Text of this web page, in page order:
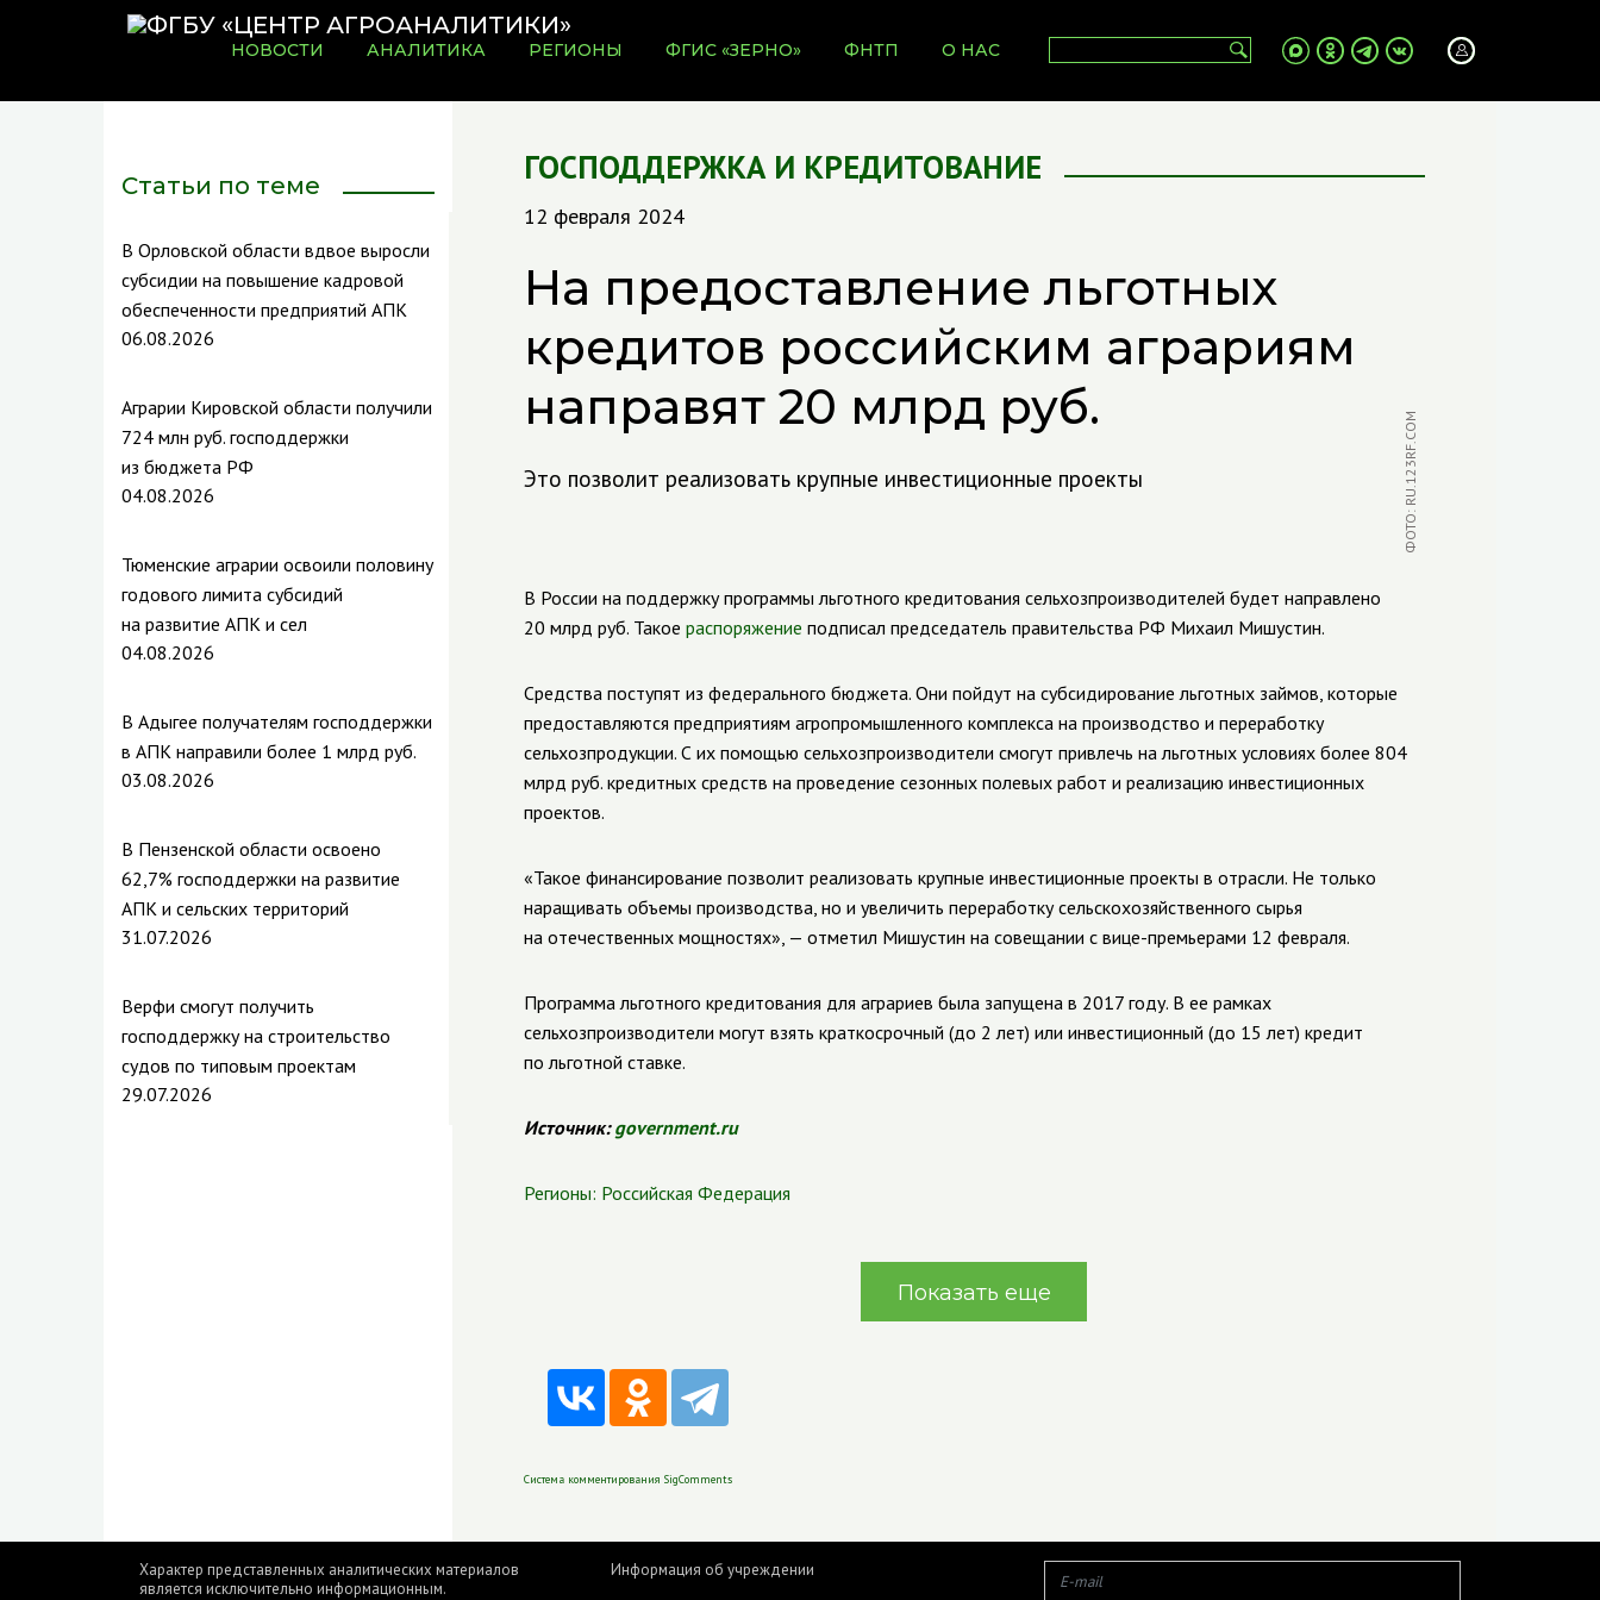
НОВОСТИ АНАЛИТИКА РЕГИОНЫ ФГИС «ЗЕРНО» ФНТП О НАС
Статьи по теме
В Орловской области вдвое выросли
субсидии на повышение кадровой
обеспеченности предприятий АПК
06.08.2026
Аграрии Кировской области получили
724 млн руб. господдержки
из бюджета РФ
04.08.2026
Тюменские аграрии освоили половину
годового лимита субсидий
на развитие АПК и сел
04.08.2026
В Адыгее получателям господдержки
в АПК направили более 1 млрд руб.
03.08.2026
В Пензенской области освоено
62,7% господдержки на развитие
АПК и сельских территорий
31.07.2026
Верфи смогут получить
господдержку на строительство
судов по типовым проектам
29.07.2026
ГОСПОДДЕРЖКА И КРЕДИТОВАНИЕ
12 февраля 2024
На предоставление льготных
кредитов российским аграриям
направят 20 млрд руб.
Это позволит реализовать крупные инвестиционные проекты ФОТО: RU.123RF.COM
В России на поддержку программы льготного кредитования сельхозпроизводителей будет направлено
20 млрд руб. Такое распоряжение подписал председатель правительства РФ Михаил Мишустин.
Средства поступят из федерального бюджета. Они пойдут на субсидирование льготных займов, которые
предоставляются предприятиям агропромышленного комплекса на производство и переработку
сельхозпродукции. С их помощью сельхозпроизводители смогут привлечь на льготных условиях более 804
млрд руб. кредитных средств на проведение сезонных полевых работ и реализацию инвестиционных
проектов.
«Такое финансирование позволит реализовать крупные инвестиционные проекты в отрасли. Не только
наращивать объемы производства, но и увеличить переработку сельскохозяйственного сырья
на отечественных мощностях», — отметил Мишустин на совещании с вице-премьерами 12 февраля.
Программа льготного кредитования для аграриев была запущена в 2017 году. В ее рамках
сельхозпроизводители могут взять краткосрочный (до 2 лет) или инвестиционный (до 15 лет) кредит
по льготной ставке.
Источник:government.ru
Регионы: Российская Федерация
Показать еще
Система комментирования SigComments
Характер представленных аналитических материалов
является исключительно информационным.
Информация об учреждении